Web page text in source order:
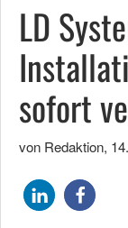
LD
sofort
von Redaktion,